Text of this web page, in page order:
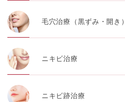
毛穴治療（黒ずみ・開き）
ニキビ治療
ニキビ跡治療